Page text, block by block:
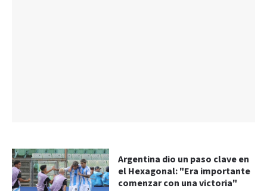
Argentina dio un paso clave en
el Hexagonal: "Era importante
comenzar con una victoria"